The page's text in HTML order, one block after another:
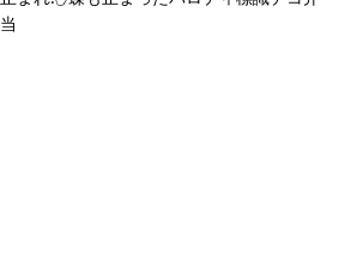
当